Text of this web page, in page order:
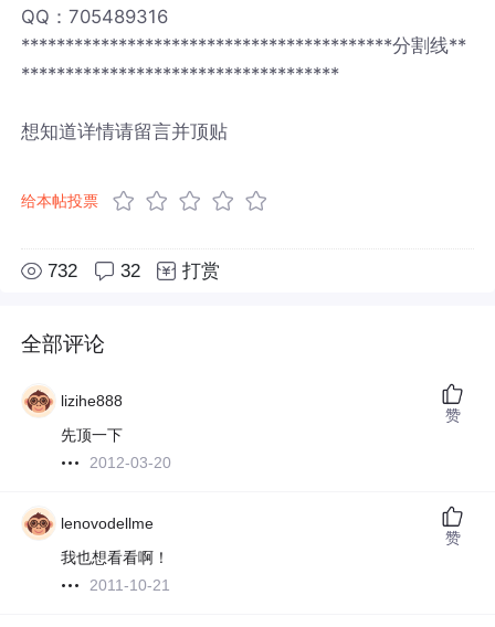
QQ：705489316
******************************************分割线**
************************************
想知道详情请留言并顶贴
给本帖投票
732 32 打赏
全部评论
lizihe888
先顶一下
2012-03-20
赞
lenovodellme
我也想看看啊！
2011-10-21
赞